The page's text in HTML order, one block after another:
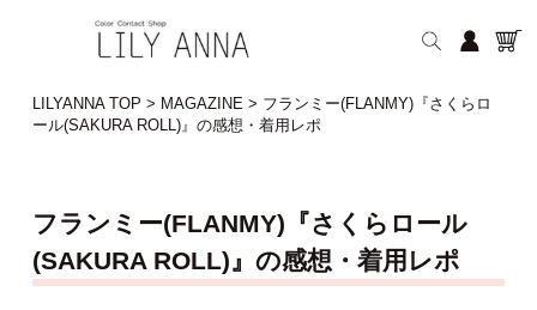
LILYANNA TOP > MAGAZINE> フランミー(FLANMY)『さくらロ
ール(SAKURA ROLL)』の感想・着用レポ
フランミー(FLANMY)『さくらロール
(SAKURA ROLL)』の感想・着用レポ